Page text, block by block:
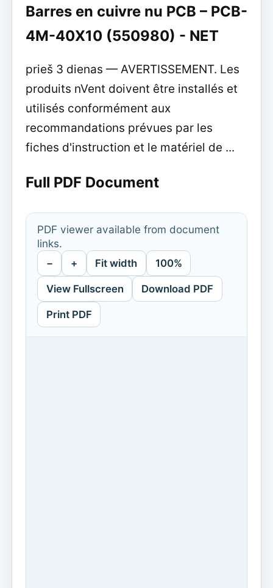
Barres en cuivre nu PCB – PCB-
4M-40X10 (550980) - NET
prieš 3 dienas — AVERTISSEMENT. Les
produits nVent doivent être installés et
utilisés conformément aux
recommandations prévues par les
fiches d'instruction et le matériel de ...
Full PDF Document
PDF viewer available from document
links.
− + Fit width 100%
View Fullscreen Download PDF
Print PDF